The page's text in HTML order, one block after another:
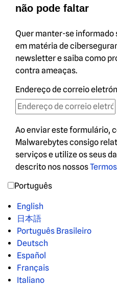
não pode faltar
Quer manter-se informado
em matéria de
newsletter e saiba como
contra ameaças.
Endereço de correio
Ao enviar este formulário,
Malwarebytes consigo
serviços e utilize os seus
descrito nos nossos
Português
English
日本語
Português Brasileiro
Deutsch
Español
Français
Italiano